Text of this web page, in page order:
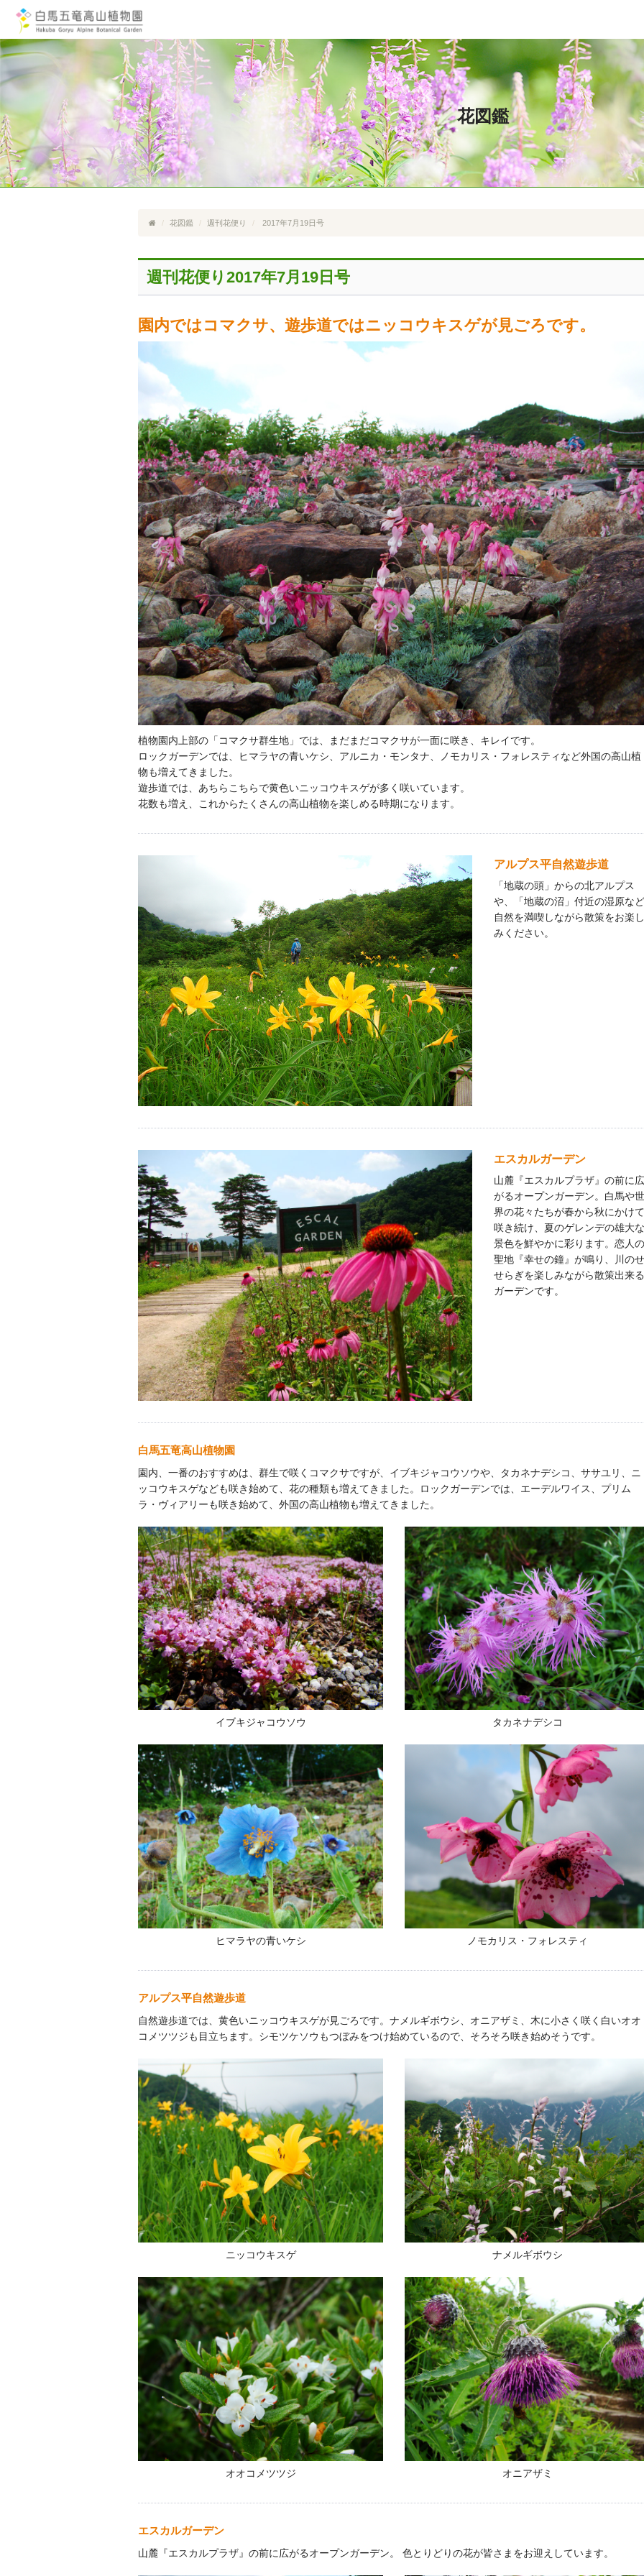
花図鑑
花図鑑 週刊花便り 2017年7月19日号
週刊花便り2017年7月19日号
園内ではコマクサ、遊歩道ではニッコウキスゲが見ごろです。
植物園内上部の「コマクサ群生地」では、まだまだコマクサが一面に咲き、キレイです。
ロックガーデンでは、ヒマラヤの青いケシ、アルニカ・モンタナ、ノモカリス・フォレスティなど外国の高山植
物も増えてきました。
遊歩道では、あちらこちらで黄色いニッコウキスゲが多く咲いています。
花数も増え、これからたくさんの高山植物を楽しめる時期になります。
アルプス平自然遊歩道
「地蔵の頭」からの北アルプス
や、「地蔵の沼」付近の湿原など
自然を満喫しながら散策をお楽し
みください。
エスカルガーデン
山麓『エスカルプラザ』の前に広
がるオープンガーデン。白馬や世
界の花々たちが春から秋にかけて
咲き続け、夏のゲレンデの雄大な
景色を鮮やかに彩ります。恋人の
聖地『幸せの鐘』が鳴り、川のせ
せらぎを楽しみながら散策出来る
ガーデンです。
白馬五竜高山植物園
園内、一番のおすすめは、群生で咲くコマクサですが、イブキジャコウソウや、タカネナデシコ、ササユリ、ニ
ッコウキスゲなども咲き始めて、花の種類も増えてきました。ロックガーデンでは、エーデルワイス、プリム
ラ・ヴィアリーも咲き始めて、外国の高山植物も増えてきました。
イブキジャコウソウ タカネナデシコ
ヒマラヤの青いケシ ノモカリス・フォレスティ
アルプス平自然遊歩道
自然遊歩道では、黄色いニッコウキスゲが見ごろです。ナメルギボウシ、オニアザミ、木に小さく咲く白いオオ
コメツツジも目立ちます。シモツケソウもつぼみをつけ始めているので、そろそろ咲き始めそうです。
ニッコウキスゲ ナメルギボウシ
オオコメツツジ オニアザミ
エスカルガーデン
山麓『エスカルプラザ』の前に広がるオープンガーデン。 色とりどりの花が皆さまをお迎えしています。